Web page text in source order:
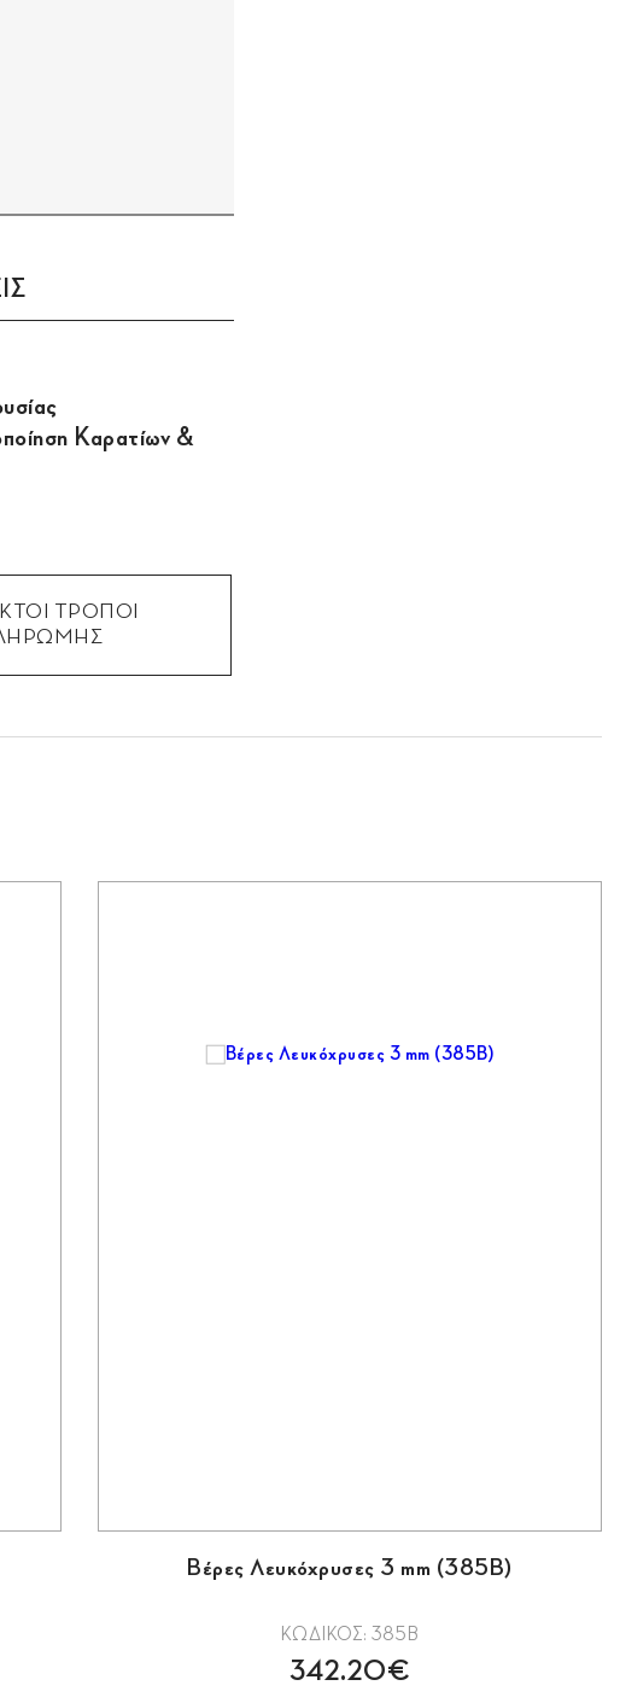
Καρατίων &
ΤΡΟΠΟΙ
Βέρες Λευκόχρυσες 3 mm (385Β)
ΚΩΔΙΚΟΣ: 385Β
342.20€